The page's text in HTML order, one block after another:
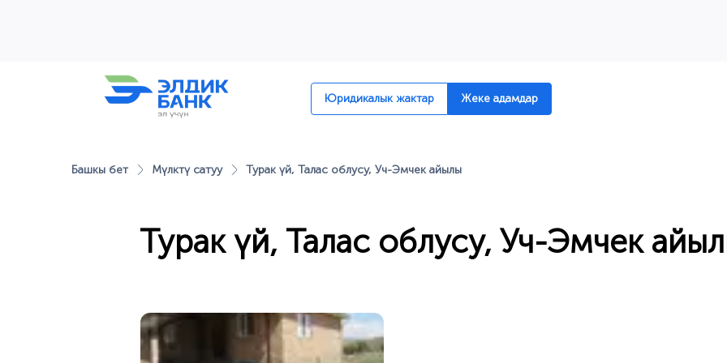
Юридикалык жактар Жеке адамдар
Башкы бет Мүлктү сатуу Турак үй, Талас облусу, Уч-Эмчек айылы
Турак үй, Талас облусу, Уч-Эмчек